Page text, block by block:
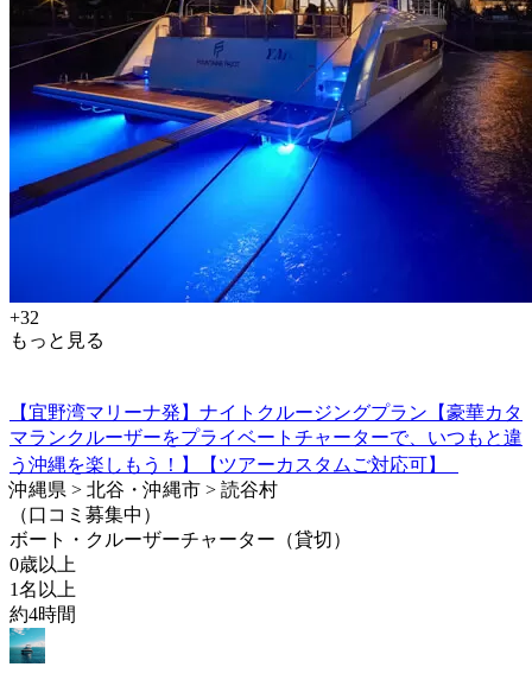
+32
もっと見る
【宜野湾マリーナ発】ナイトクルージングプラン【豪華カタ
マランクルーザーをプライベートチャーターで、いつもと違
う沖縄を楽しもう！】【ツアーカスタムご対応可】
沖縄県 > 北谷・沖縄市 > 読谷村
（口コミ募集中）
ボート・クルーザーチャーター（貸切）
0歳以上
1名以上
約4時間